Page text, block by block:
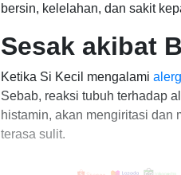
bersin, kelelahan, dan sakit
Sesak akibat
Ketika Si Kecil mengalami
Sebab, reaksi tubuh terhadap
histamin, akan mengiritasi dan
terasa sulit.